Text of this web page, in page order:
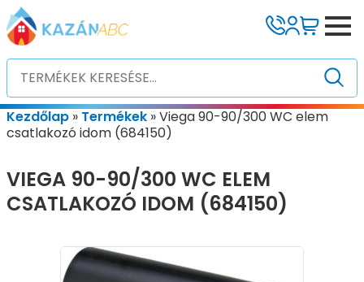
Kezdőlap » Termékek »Viega 90-90/300 WC elem
csatlakozó idom (684150)
VIEGA 90-90/300 WC ELEM
CSATLAKOZÓ IDOM (684150)